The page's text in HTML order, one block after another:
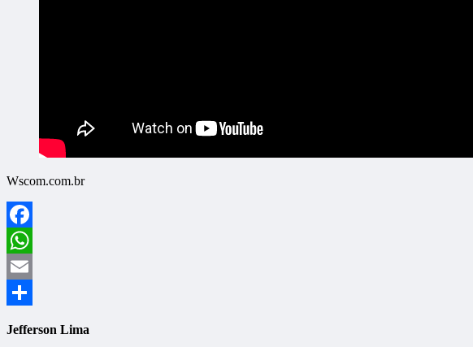
Wscom.com.br
Facebook
WhatsApp
Email
Jefferson Lima